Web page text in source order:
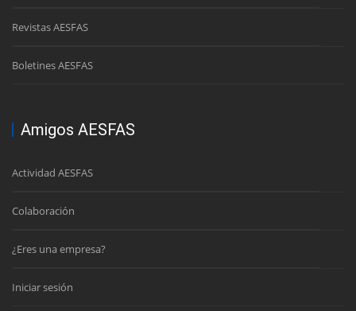
Revistas AESFAS
Boletines AESFAS
Amigos AESFAS
Actividad AESFAS
Colaboración
¿Eres una empresa?
Iniciar sesión